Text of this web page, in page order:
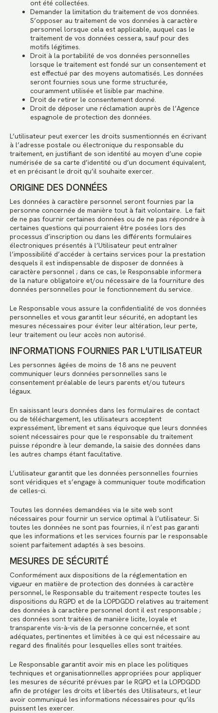
ont été collectées.
Demander la limitation du traitement de vos données.
S’opposer au traitement de vos données à caractère
personnel lorsque cela est applicable, auquel cas le
traitement de vos données cessera, sauf pour des
motifs légitimes.
Droit à la portabilité de vos données personnelles
lorsque le traitement est fondé sur un consentement et
est effectué par des moyens automatisés. Les données
seront fournies sous une forme structurée,
couramment utilisée et lisible par machine.
Droit de retirer le consentement donné.
Droit de déposer une réclamation auprès de l’Agence
espagnole de protection des données.
L’utilisateur peut exercer les droits susmentionnés en écrivant
à l’adresse postale ou électronique du responsable du
traitement, en justifiant de son identité au moyen d’une copie
numérisée de sa carte d’identité ou d’un document équivalent,
et en précisant le droit qu’il souhaite exercer.
ORIGINE DES DONNÉES
Les données à caractère personnel seront fournies par la
personne concernée de manière tout à fait volontaire. Le fait
de ne pas fournir certaines données ou de ne pas répondre à
certaines questions qui pourraient être posées lors des
processus d’inscription ou dans les différents formulaires
électroniques présentés à l’Utilisateur peut entraîner
l’impossibilité d’accéder à certains services pour la prestation
desquels il est indispensable de disposer de données à
caractère personnel ; dans ce cas, le Responsable informera
de la nature obligatoire et/ou nécessaire de la fourniture des
données personnelles pour le fonctionnement du service.
Le Responsable vous assure la confidentialité de vos données
personnelles et vous garantit leur sécurité, en adoptant les
mesures nécessaires pour éviter leur altération, leur perte,
leur traitement ou leur accès non autorisé.
INFORMATIONS FOURNIES PAR L'UTILISATEUR
Les personnes âgées de moins de 18 ans ne peuvent
communiquer leurs données personnelles sans le
consentement préalable de leurs parents et/ou tuteurs
légaux.
En saisissant leurs données dans les formulaires de contact
ou de téléchargement, les utilisateurs acceptent
expressément, librement et sans équivoque que leurs données
soient nécessaires pour que le responsable du traitement
puisse répondre à leur demande, la saisie des données dans
les autres champs étant facultative.
L’utilisateur garantit que les données personnelles fournies
sont véridiques et s’engage à communiquer toute modification
de celles-ci.
Toutes les données demandées via le site web sont
nécessaires pour fournir un service optimal à l’utilisateur. Si
toutes les données ne sont pas fournies, il n’est pas garanti
que les informations et les services fournis par le responsable
soient parfaitement adaptés à ses besoins.
MESURES DE SÉCURITÉ
Conformément aux dispositions de la réglementation en
vigueur en matière de protection des données à caractère
personnel, le Responsable du traitement respecte toutes les
dispositions du RGPD et de la LOPDGDD relatives au traitement
des données à caractère personnel dont il est responsable ;
ces données sont traitées de manière licite, loyale et
transparente vis-à-vis de la personne concernée, et sont
adéquates, pertinentes et limitées à ce qui est nécessaire au
regard des finalités pour lesquelles elles sont traitées.
Le Responsable garantit avoir mis en place les politiques
techniques et organisationnelles appropriées pour appliquer
les mesures de sécurité prévues par le RGPD et la LOPDGDD
afin de protéger les droits et libertés des Utilisateurs, et leur
avoir communiqué les informations nécessaires pour qu’ils
puissent les exercer.